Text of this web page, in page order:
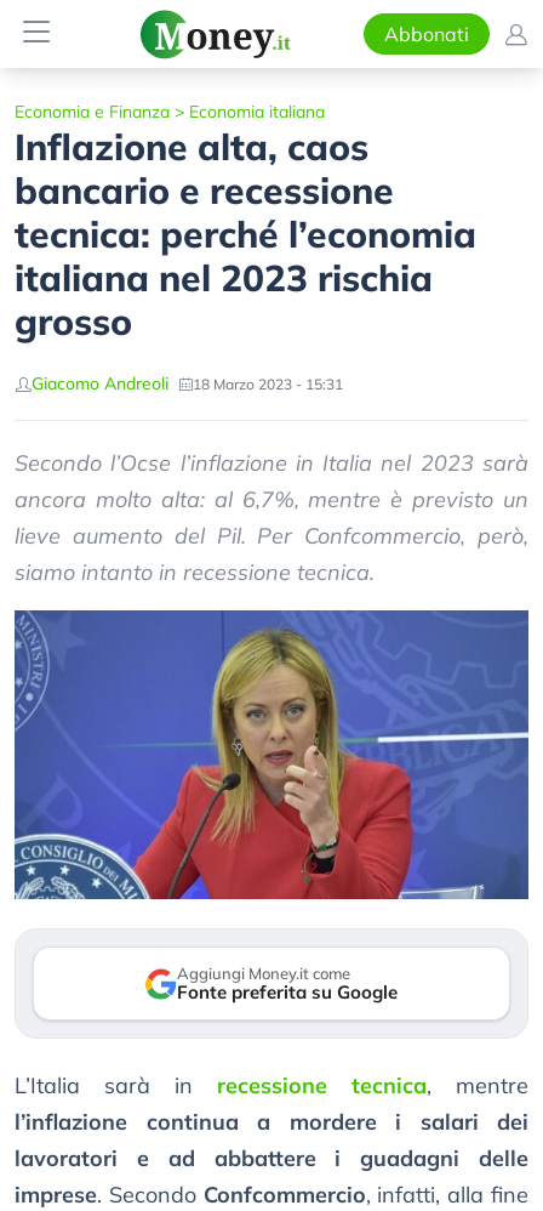
Abbonati
Economia e Finanza > Economia italiana
Inflazione alta, caos
bancario e recessione
tecnica: perché l’economia
italiana nel 2023 rischia
grosso
Giacomo Andreoli 18 Marzo 2023 - 15:31
Secondo l’Ocse l’inflazione in Italia nel 2023 sarà
ancora molto alta: al 6,7%, mentre è previsto un
lieve aumento del Pil. Per Confcommercio, però,
siamo intanto in recessione tecnica.
Aggiungi Money.it come
Fonte preferita su Google
L’Italia sarà in recessione tecnica, mentre
l’inflazione continua a mordere i salari dei
lavoratori e ad abbattere i guadagni delle
imprese. Secondo Confcommercio, infatti, alla fine